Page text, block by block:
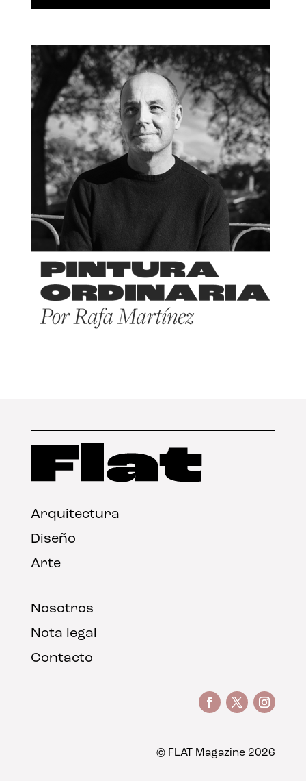
Arquitectura
Diseño
Arte
Nosotros
Nota legal
Contacto
© FLAT Magazine 2026